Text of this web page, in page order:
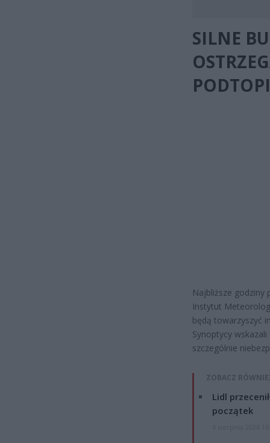
SILNE
Najbliższe godziny
Instytut
będą towarzyszyć
Synoptycy
szczególnie
ZOBACZ
Lidl
początek